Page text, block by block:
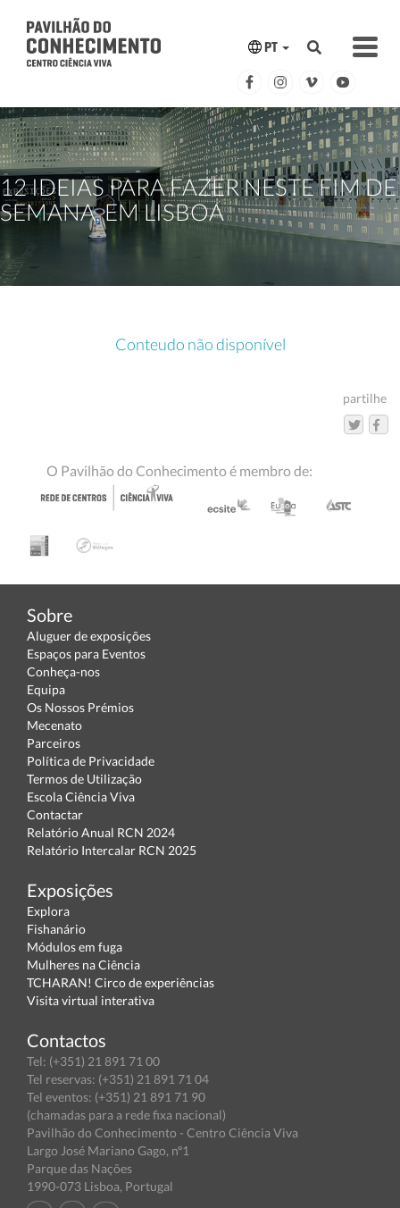
PT
12 IDEIAS PARA FAZER NESTE FIM DE
SEMANA, EM LISBOA
Conteudo não disponível
partilhe
O Pavilhão do Conhecimento é membro de:
Sobre
Aluguer de exposições
Espaços para Eventos
Conheça-nos
Equipa
Os Nossos Prémios
Mecenato
Parceiros
Política de Privacidade
Termos de Utilização
Escola Ciência Viva
Contactar
Relatório Anual RCN 2024
Relatório Intercalar RCN 2025
Exposições
Explora
Fishanário
Módulos em fuga
Mulheres na Ciência
TCHARAN! Circo de experiências
Visita virtual interativa
Contactos
Tel: (+351) 21 891 71 00
Tel reservas: (+351) 21 891 71 04
Tel eventos: (+351) 21 891 71 90
(chamadas para a rede fixa nacional)
Pavilhão do Conhecimento - Centro Ciência Viva
Largo José Mariano Gago, nº1
Parque das Nações
1990-073 Lisboa, Portugal